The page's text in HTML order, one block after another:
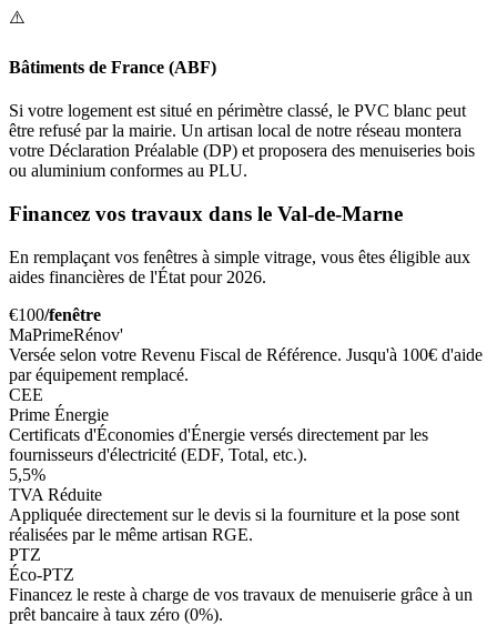
⚠️
Bâtiments de France (ABF)
Si votre logement est situé en périmètre classé, le PVC blanc peut
être refusé par la mairie. Un artisan local de notre réseau montera
votre Déclaration Préalable (DP) et proposera des menuiseries bois
ou aluminium conformes au PLU.
Financez vos travaux dans le Val-de-Marne
En remplaçant vos fenêtres à simple vitrage, vous êtes éligible aux
aides financières de l'État pour 2026.
€100/fenêtre
MaPrimeRénov'
Versée selon votre Revenu Fiscal de Référence. Jusqu'à 100€ d'aide
par équipement remplacé.
CEE
Prime Énergie
Certificats d'Économies d'Énergie versés directement par les
fournisseurs d'électricité (EDF, Total, etc.).
5,5%
TVA Réduite
Appliquée directement sur le devis si la fourniture et la pose sont
réalisées par le même artisan RGE.
PTZ
Éco-PTZ
Financez le reste à charge de vos travaux de menuiserie grâce à un
prêt bancaire à taux zéro (0%).